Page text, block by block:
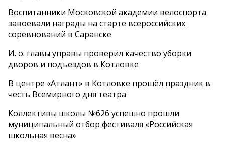
Воспитанники Московской академии велоспорта
завоевали награды на старте всероссийских
соревнований в Саранске
И. о. главы управы проверил качество уборки
дворов и подъездов в Котловке
В центре «Атлант» в Котловке прошёл праздник в
честь Всемирного дня театра
Коллективы школы №626 успешно прошли
муниципальный отбор фестиваля «Российская
школьная весна»